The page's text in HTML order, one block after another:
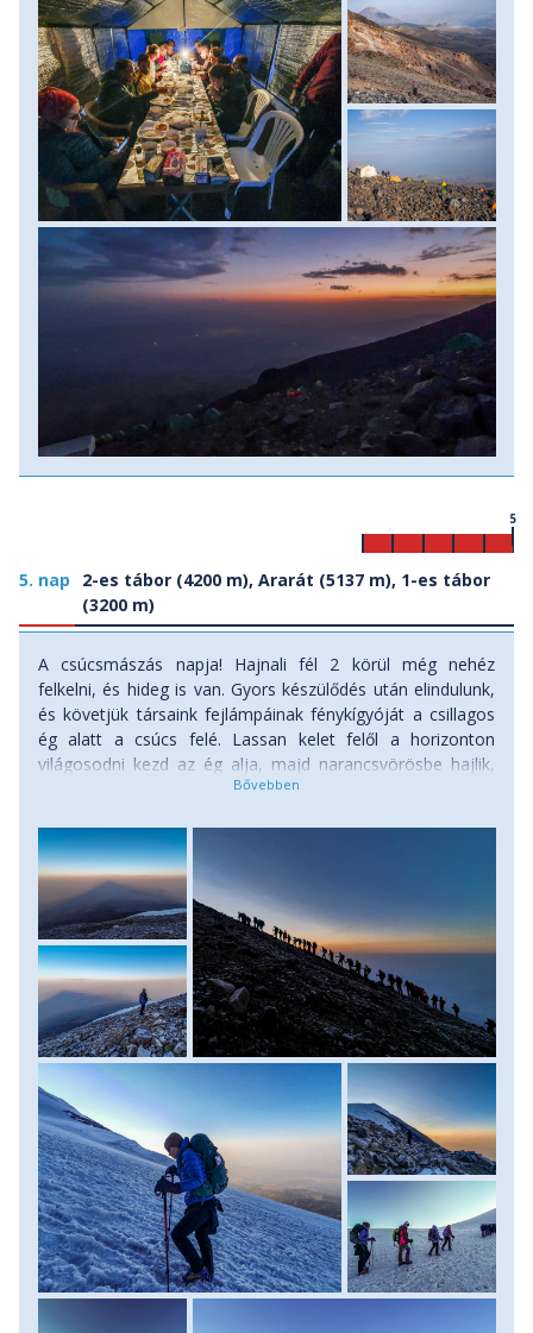
5. nap
2-es tábor (4200 m), Ararát (5137 m), 1-es tábor
(3200 m)
5
A csúcsmászás napja! Hajnali fél 2 körül még nehéz
felkelni, és hideg is van. Gyors készülődés után elindulunk,
és követjük társaink fejlámpáinak fénykígyóját a csillagos
ég alatt a csúcs felé. Lassan kelet felől a horizonton
világosodni kezd az ég alja, majd narancsvörösbe hajlik,
végül alattunk a mélyben eltűnnek Dogubeyazit utcai
Nap, és az Ararát hosszú, kúp alakú árnyékot vett az
alattunk elterülő hullámzó tájra. A hosszú, törmelékes
kapaszkodó után végre elérjük a csúcs hósapkájának
szélét. Felcsatoljuk hágóvasainkat, és újra nekivágunk az
egyre lankásabbá váló útnak. És egyszer csak feltűnik
előttünk a hósapka keleti peremén a legmagasabb pont, a
csúcs! Már csak egy hosszú negyedóra van hátra, és
egyszer csak nincs tovább. Ott állunk 5137 méteren, a
legendák hegyének tetején, a Világ tetején, ahol Noé is
megfeneklett. A szél arcunkba fúj, alattunk Jereván, Irán és
az Örmény-felföld innen csak domboknak tűnő
háromezres hegyei hullámzanak a felkelő Nap sugaraiban…
Ámulunk… Kis pihenő, csúcsfotó és csúcscsoki után
elindulunk lefelé. A 3200 méteres táborba sátrainkhoz
előreláthatólag délután 3-4 óra körül érünk vissza.
Pihenjünk, megérdemeljük! Menetidő: 8-10 óra,
szintkülönbség: 937 méter fel/ 1937 méter le. Szállás: 2
személyes, magashegyi sátrakban. Ellátás: reggeli, ebéd,
vacsora.